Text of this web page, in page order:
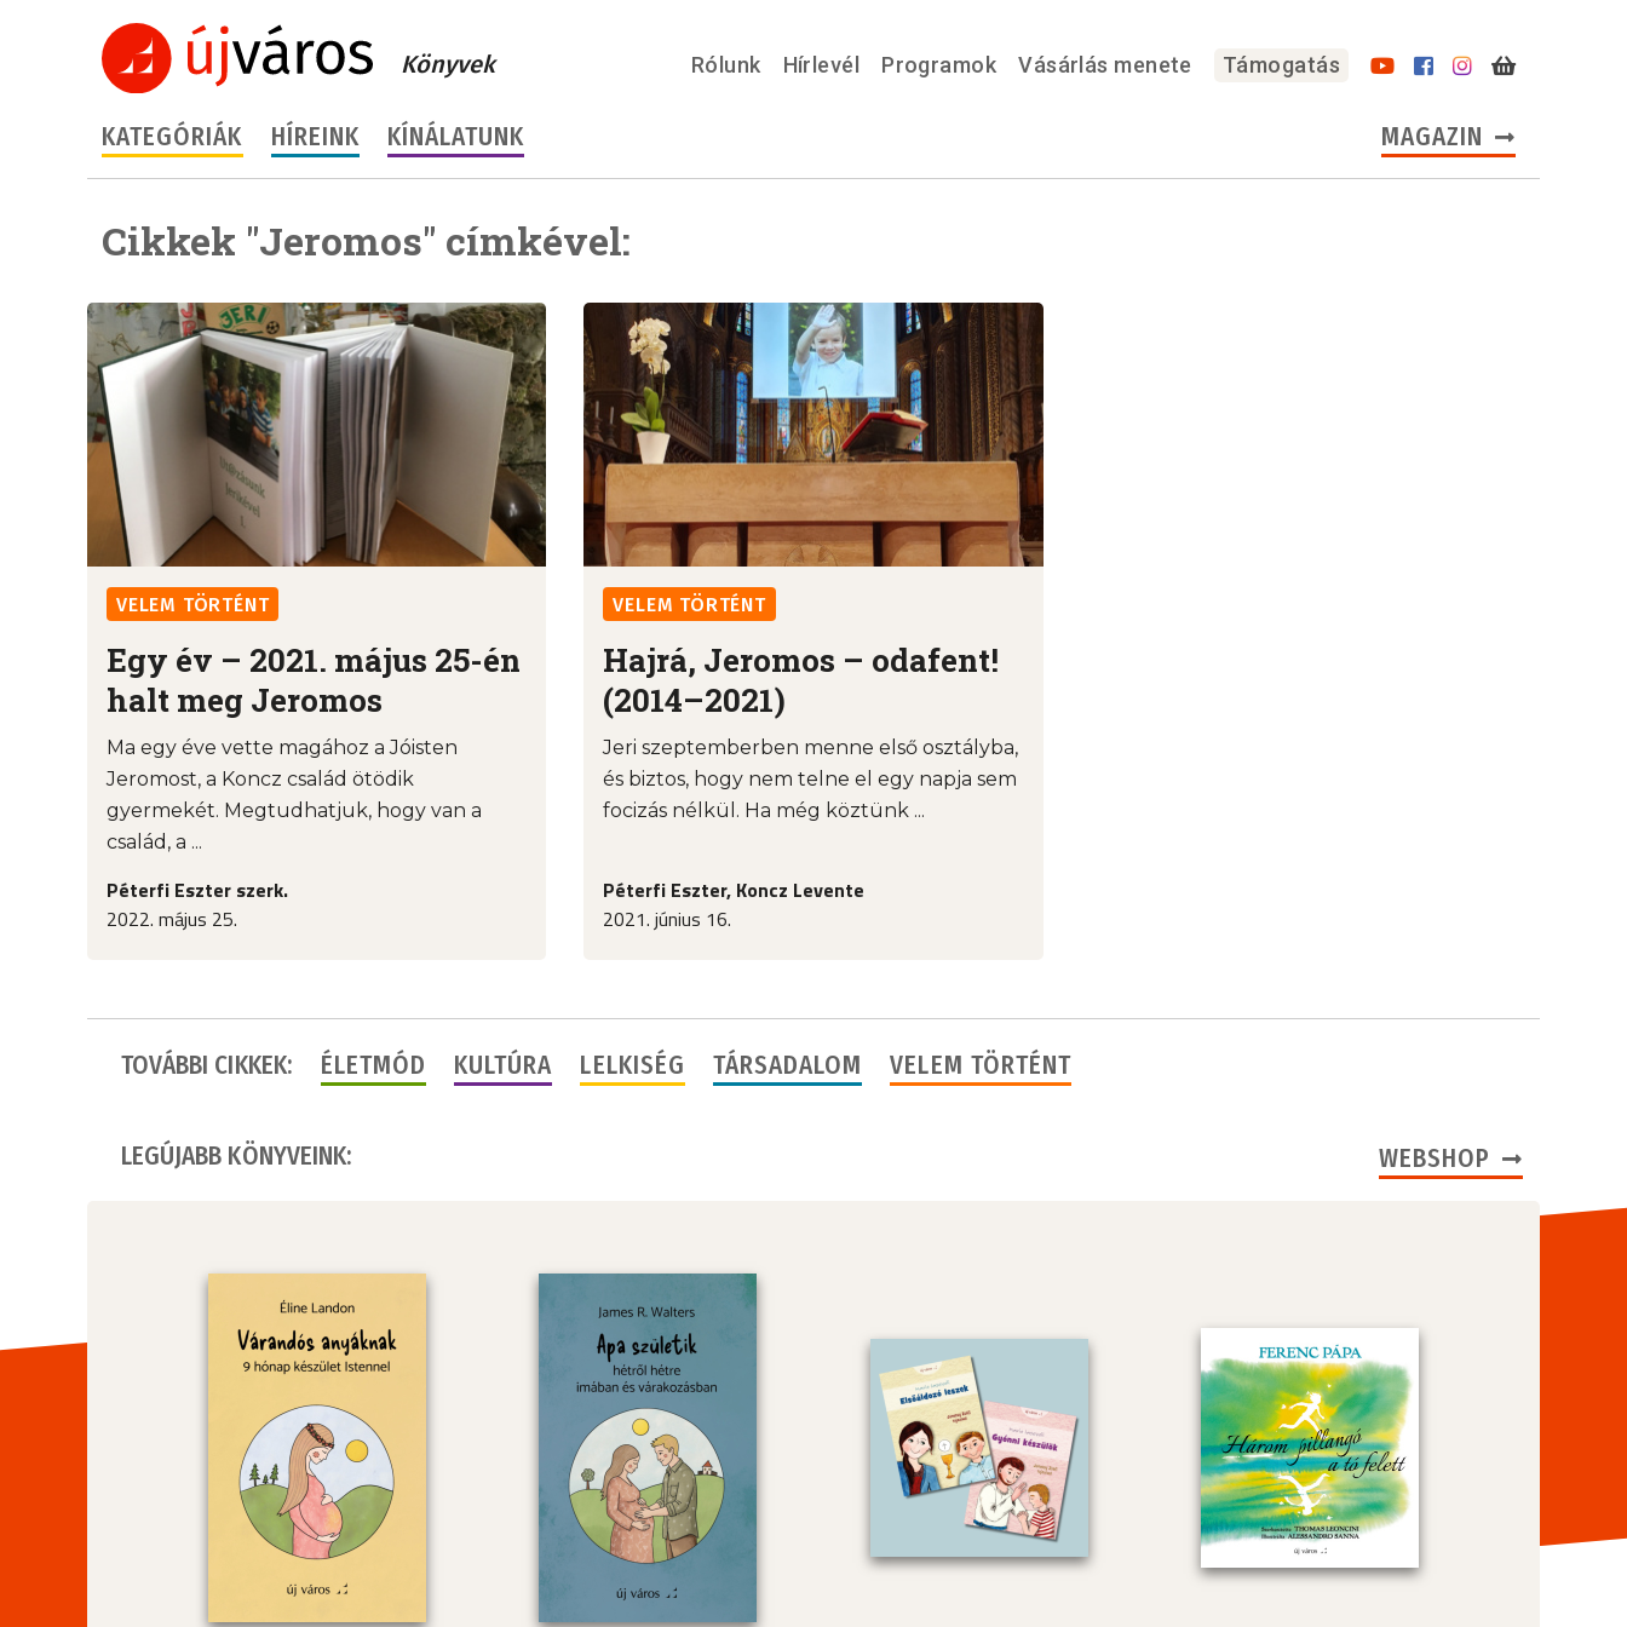
Könyvek Rólunk Hírlevél Programok Vásárlás menete Támogatás
KATEGÓRIÁK HÍREINK KÍNÁLATUNK MAGAZIN
Cikkek "Jeromos" címkével:
VELEM TÖRTÉNT
Egy év – 2021. május 25-én
halt meg Jeromos
Ma egy éve vette magához a Jóisten
Jeromost, a Koncz család ötödik
gyermekét. Megtudhatjuk, hogy van a
család, a ...
Péterfi Eszter szerk.
2022. május 25.
VELEM TÖRTÉNT
Hajrá, Jeromos – odafent!
(2014–2021)
Jeri szeptemberben menne első osztályba,
és biztos, hogy nem telne el egy napja sem
focizás nélkül. Ha még köztünk ...
Péterfi Eszter, Koncz Levente
2021. június 16.
TOVÁBBI CIKKEK: ÉLETMÓD KULTÚRA LELKISÉG TÁRSADALOM VELEM TÖRTÉNT
LEGÚJABB KÖNYVEINK: WEBSHOP